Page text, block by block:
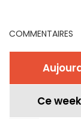
COMMENTAIRES
Ce